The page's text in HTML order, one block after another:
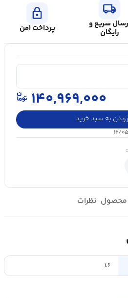
local_shipping
سریع و
رایگان
lock
پرداخت امن
۱۴۰,۹۶۹,۰۰۰
به سبد خرید
محصول نظرات
۱.۶